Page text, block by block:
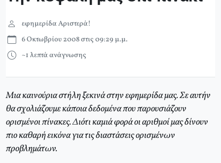
εφημερίδα Αριστερά!
6 Οκτωβρίου 2008 στις 09:29 μ.μ.
~1 λεπτά ανάγνωσης
Μια καινούρια στήλη ξεκινά στην εφημερίδα μας. Σε αυτήν
θα σχολιάζουμε κάποια δεδομένα που παρουσιάζουν
ορισμένοι πίνακες. Διότι καμιά φορά οι αριθμοί μας δίνουν
πιο καθαρή εικόνα για τις διαστάσεις ορισμένων
προβλημάτων.